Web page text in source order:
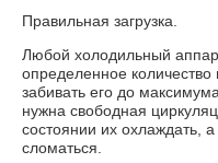
Правильная загрузка.
Любой холодильный
определенное количество
забивать его до
нужна свободная
состоянии их охлаждать,
сломаться.